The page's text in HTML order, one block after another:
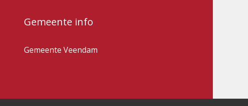
Gemeente info
Gemeente Veendam